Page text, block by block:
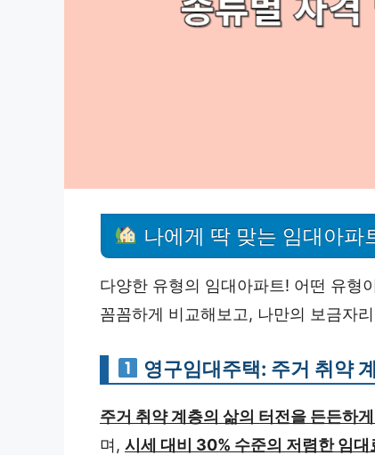
나에게 딱 맞는 임대아파
다양한 유형의 임대아파트! 어떤 유형
꼼꼼하게 비교해보고, 나만의 보금자
영구임대주택: 주거 취약
주거 취약 계층의 삶의 터전을 든든하
며, 시세 대비 30% 수준의 저렴한 임대